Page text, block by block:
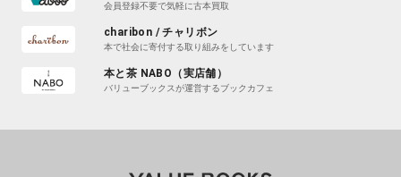
会員登録不要で気軽に古本買取
charibon / チャリボン
本で社会に寄付する取り組みをしています
本と茶 NABO（実店舗）
バリューブックスが運営するブックカフェ